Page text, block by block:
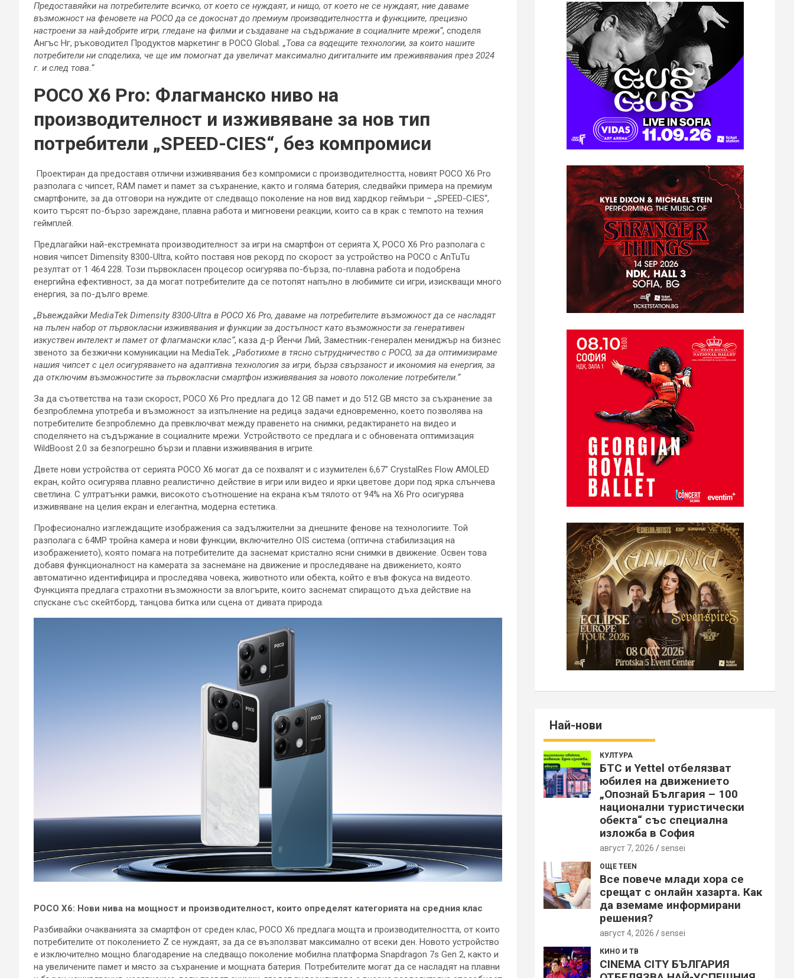
Предоставяйки на потребителите всичко, от което се нуждаят, и нищо, от което не се нуждаят, ние даваме
възможност на феновете на POCO да се докоснат до премиум производителността и функциите, прецизно
настроени за най-добрите игри, гледане на филми и създаване на съдържание в социалните мрежи“, споделя
Ангъс Нг, ръководител Продуктов маркетинг в POCO Global. „Това са водещите технологии, за които нашите
потребители ни споделиха, че ще им помогнат да увеличат максимално дигиталните им преживявания през 2024
г. и след това.“
POCO X6 Pro: Флагманско ниво на
производителност и изживяване за нов тип
потребители „SPEED-CIES“, без компромиси
Проектиран да предоставя отлични изживявания без компромиси с производителността, новият POCO X6 Pro
разполага с чипсет, RAM памет и памет за съхранение, както и голяма батерия, следвайки примера на премиум
смартфоните, за да отговори на нуждите от следващо поколение на нов вид хардкор геймъри – „SPEED-CIES“,
които търсят по-бързо зареждане, плавна работа и мигновени реакции, които са в крак с темпото на техния
геймплей.
Предлагайки най-екстремната производителност за игри на смартфон от серията X, POCO X6 Pro разполага с
новия чипсет Dimensity 8300-Ultra, който поставя нов рекорд по скорост за устройство на POCO с AnTuTu
резултат от 1 464 228. Този първокласен процесор осигурява по-бърза, по-плавна работа и подобрена
енергийна ефективност, за да могат потребителите да се потопят напълно в любимите си игри, изискващи много
енергия, за по-дълго време.
„Въвеждайки MediaTek Dimensity 8300-Ultra в POCO X6 Pro, даваме на потребителите възможност да се насладят
на пълен набор от първокласни изживявания и функции за достъпност като възможности за генеративен
изкуствен интелект и памет от флагмански клас“, каза д-р Йенчи Лий, Заместник-генерален мениджър на бизнес
звеното за безжични комуникации на MediaTek. „Работихме в тясно сътрудничество с POCO, за да оптимизираме
нашия чипсет с цел осигуряването на адаптивна технология за игри, бърза свързаност и икономия на енергия, за
да отключим възможностите за първокласни смартфон изживявания за новото поколение потребители.“
За да съответства на тази скорост, POCO X6 Pro предлага до 12 GB памет и до 512 GB място за съхранение за
безпроблемна употреба и възможност за изпълнение на редица задачи едновременно, което позволява на
потребителите безпроблемно да превключват между правенето на снимки, редактирането на видео и
споделянето на съдържание в социалните мрежи. Устройството се предлага и с обновената оптимизация
WildBoost 2.0 за безпогрешно бързи и плавни изживявания в игрите.
Двете нови устройства от серията POCO X6 могат да се похвалят и с изумителен 6,67″ CrystalRes Flow AMOLED
екран, който осигурява плавно реалистично действие в игри или видео и ярки цветове дори под ярка слънчева
светлина. С ултратънки рамки, високото съотношение на екрана към тялото от 94% на X6 Pro осигурява
изживяване на целия екран и елегантна, модерна естетика.
Професионално изглеждащите изображения са задължителни за днешните фенове на технологиите. Той
разполага с 64MP тройна камера и нови функции, включително OIS система (оптична стабилизация на
изображението), която помага на потребителите да заснемат кристално ясни снимки в движение. Освен това
добавя функционалност на камерата за заснемане на движение и проследяване на движението, която
автоматично идентифицира и проследява човека, животното или обекта, който е във фокуса на видеото.
Функцията предлага страхотни възможности за влогърите, които заснемат спиращото дъха действие на
спускане със скейтборд, танцова битка или сцена от дивата природа.
POCO X6: Нови нива на мощност и производителност, които определят категорията на средния клас
Разбивайки очакванията за смартфон от среден клас, POCO X6 предлага мощта и производителността, от които
потребителите от поколението Z се нуждаят, за да се възползват максимално от всеки ден. Новото устройство
е изключително мощно благодарение на следващо поколение мобилна платформа Snapdragon 7s Gen 2, както и
на увеличените памет и място за съхранение и мощната батерия. Потребителите могат да се насладят на плавни
Най-нови
КУЛТУРА
БТС и Yettel отбелязват
юбилея на движението
„Опознай България – 100
национални туристически
обекта“ със специална
изложба в София
август 7, 2026 sensei
ОЩЕ TEEN
Все повече млади хора се
срещат с онлайн хазарта. Как
да вземаме информирани
решения?
август 4, 2026 sensei
КИНО И ТВ
CINEMA CITY БЪЛГАРИЯ